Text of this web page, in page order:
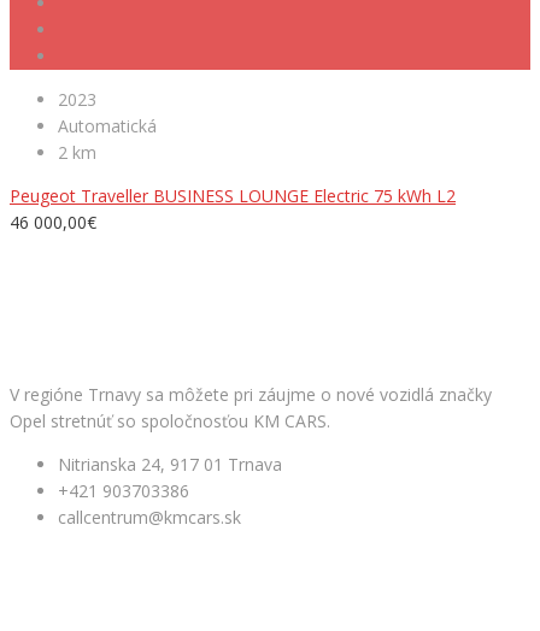
2023
Automatická
2 km
Peugeot Traveller BUSINESS LOUNGE Electric 75 kWh L2
46 000,00€
V regióne Trnavy sa môžete pri záujme o nové vozidlá značky
Opel stretnúť so spoločnosťou KM CARS.
Nitrianska 24, 917 01 Trnava
+421 903703386
callcentrum@kmcars.sk